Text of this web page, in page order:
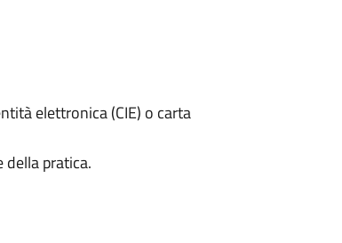
elettronica (CIE) o carta
pratica.